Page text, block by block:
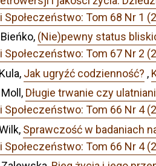
Społeczeństwo: Tom 68 Nr 1
(Nie)pewny status
Społeczeństwo: Tom 67 Nr 2
Jak ugryźć codzienność? ,
Długie trwanie czy
Społeczeństwo: Tom 66 Nr 4
Sprawczość w badaniach
Społeczeństwo: Tom 66 Nr 4